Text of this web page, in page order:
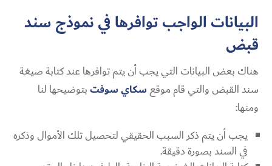
البيانات الواجب توافرها في نموذج سند
قبض
هناك بعض البيانات التي يجب أن يتم توافرها عند كتابةصيغة
سند القبضوالتي قام موقعسكاي سوفتبتوضيحها لنا
ومنها:
يجب أن يتم ذكر السبب الحقيقي لتحصيل تلك الأموال وذكره
في السند بصورة دقيقة.